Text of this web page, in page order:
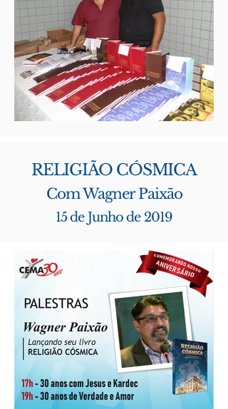
RELIGIÃO CÓSMICA
Com Wagner Paixão
15 de Junho de 2019